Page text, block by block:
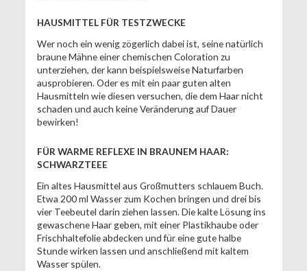
HAUSMITTEL FÜR TESTZWECKE
Wer noch ein wenig zögerlich dabei ist, seine natürlich
braune Mähne einer chemischen Coloration zu
unterziehen, der kann beispielsweise Naturfarben
ausprobieren. Oder es mit ein paar guten alten
Hausmitteln wie diesen versuchen, die dem Haar nicht
schaden und auch keine Veränderung auf Dauer
bewirken!
FÜR WARME REFLEXE IN BRAUNEM HAAR:
SCHWARZTEEE
Ein altes Hausmittel aus Großmutters schlauem Buch.
Etwa 200 ml Wasser zum Kochen bringen und drei bis
vier Teebeutel darin ziehen lassen. Die kalte Lösung ins
gewaschene Haar geben, mit einer Plastikhaube oder
Frischhaltefolie abdecken und für eine gute halbe
Stunde wirken lassen und anschließend mit kaltem
Wasser spülen.